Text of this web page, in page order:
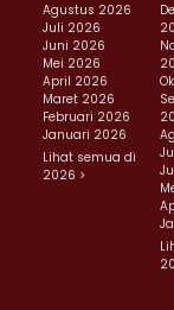
Agustus 2026
Juli 2026
Juni 2026
Mei 2026
April 2026
Maret 2026
Februari 2026
Januari 2026
Lihat semua di
2026 >